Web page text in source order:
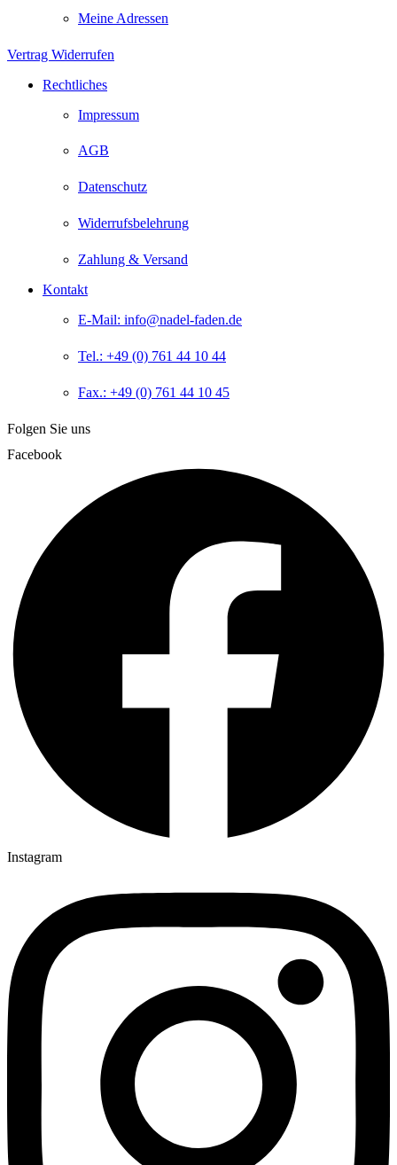
Meine Adressen
Vertrag Widerrufen
Rechtliches
Impressum
AGB
Datenschutz
Widerrufsbelehrung
Zahlung & Versand
Kontakt
E-Mail: info@nadel-faden.de
Tel.: +49 (0) 761 44 10 44
Fax.: +49 (0) 761 44 10 45
Folgen Sie uns
Facebook
Instagram